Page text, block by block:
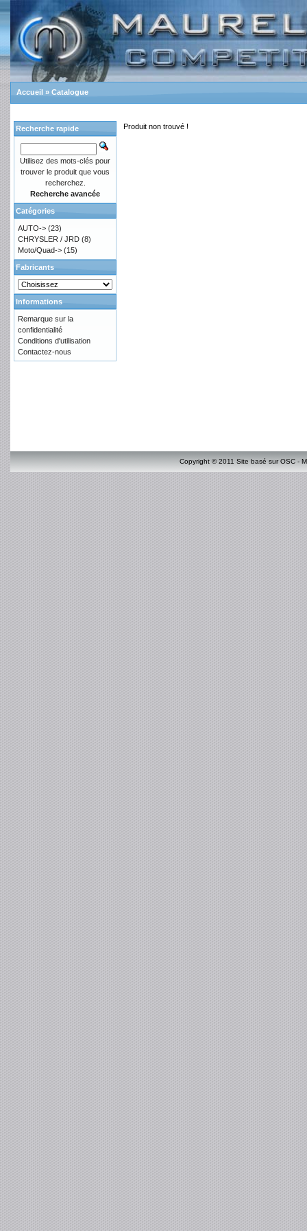
Accueil » Catalogue
Produit non trouvé !
Recherche rapide
Utilisez des mots-clés pour
trouver le produit que vous
recherchez.
Recherche avancée
Catégories
AUTO-> (23)
CHRYSLER / JRD (8)
Moto/Quad-> (15)
Fabricants
Informations
Remarque sur la
confidentialité
Conditions d'utilisation
Contactez-nous
Copyright © 2011 Site basé sur OSC -